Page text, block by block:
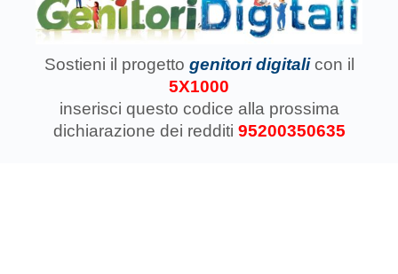
Sostieni il progetto genitori digitali con il
5X1000
inserisci questo codice alla prossima
dichiarazione dei redditi 95200350635